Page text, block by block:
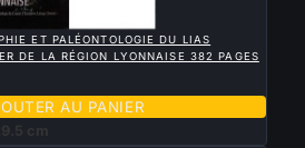
ET PALÉONTOLOGIE DU LIAS
DE LA RÉGION LYONNAISE 382 PAGES
AU PANIER
cm